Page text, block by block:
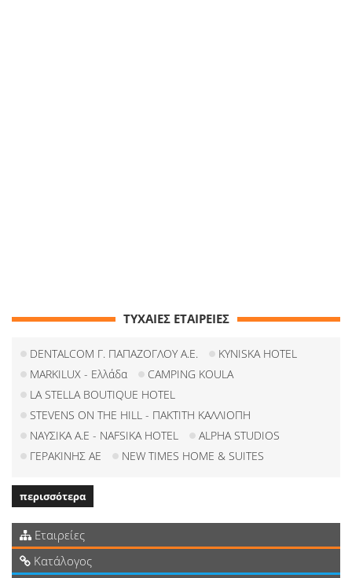
ΤΥΧΑΙΕΣ ΕΤΑΙΡΕΙΕΣ
DENTALCOM Γ. ΠΑΠΑΖΟΓΛΟΥ Α.Ε.
KYNISKA HOTEL
MARKILUX - Ελλάδα
CAMPING KOULA
LA STELLA BOUTIQUE HOTEL
STEVENS ON THE HILL - ΠΑΚΤΙΤΗ ΚΑΛΛΙΟΠΗ
ΝΑΥΣΙΚΑ Α.Ε - NAFSIKA HOTEL
ALPHA STUDIOS
ΓΕΡΑΚΙΝΗΣ ΑΕ
NEW TIMES HOME & SUITES
περισσότερα
Εταιρείες
Κατάλογος